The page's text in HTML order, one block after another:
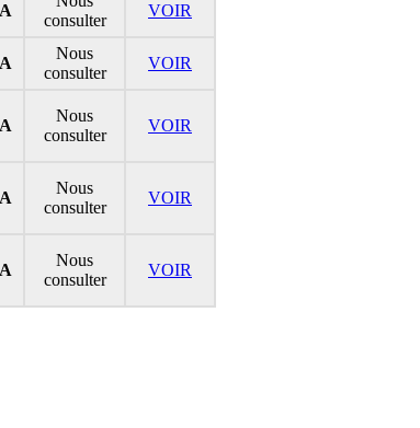
A
consulter
VOIR
A
Nous
consulter
VOIR
A
Nous
consulter
VOIR
A
Nous
consulter
VOIR
A
Nous
consulter
VOIR